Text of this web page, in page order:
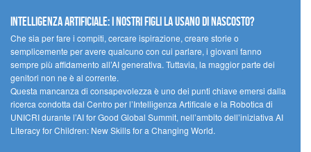
Intelligenza artificiale: i nostri figli la usano di nascosto?
Che sia per fare i compiti, cercare ispirazione, creare storie o
semplicemente per avere qualcuno con cui parlare, i giovani fanno
sempre più affidamento all’AI generativa. Tuttavia, la maggior parte dei
genitori non ne è al corrente.
Questa mancanza di consapevolezza è uno dei punti chiave emersi dalla
ricerca condotta dal Centro per l’Intelligenza Artificale e la Robotica di
UNICRI durante l’AI for Good Global Summit, nell’ambito dell’iniziativa AI
Literacy for Children: New Skills for a Changing World.